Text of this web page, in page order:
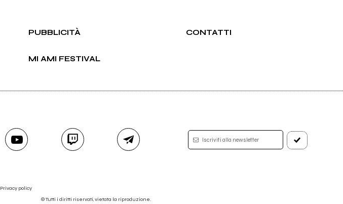
PUBBLICITÀ CONTATTI
MI AMI FESTIVAL
Iscriviti alla newsletter
Privacy policy
© Tutti i diritti riservati, vietata la riproduzione.